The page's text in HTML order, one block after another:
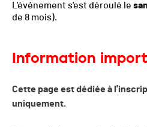
L'événement s'est déroulé le
de 8 mois).
Information
Cette page est dédiée à
uniquement.